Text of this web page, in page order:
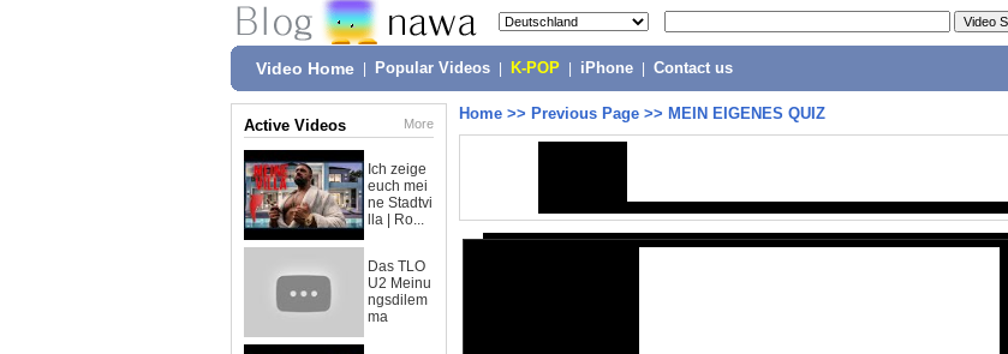
Video Home Popular Videos K-POP iPhone Contact us
Active Videos More
Ich zeige
euch mei
ne Stadtvi
lla | Ro...
Das TLO
U2 Meinu
ngsdilem
ma
Home >> Previous Page >> MEIN EIGENES QUIZ